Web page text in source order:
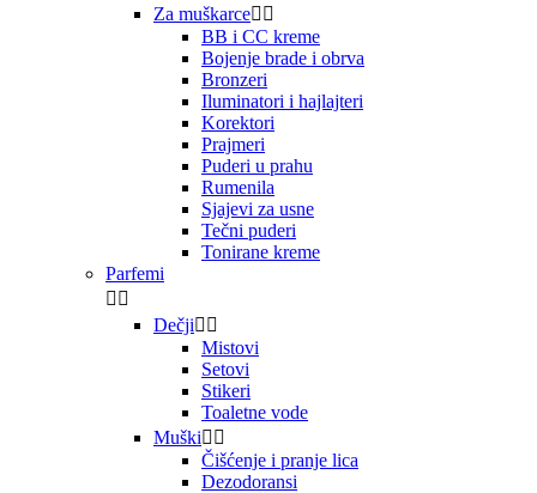
Za muškarce 
BB i CC kreme
Bojenje brade i obrva
Bronzeri
Iluminatori i hajlajteri
Korektori
Prajmeri
Puderi u prahu
Rumenila
Sjajevi za usne
Tečni puderi
Tonirane kreme
Parfemi
 
Dečji 
Mistovi
Setovi
Stikeri
Toaletne vode
Muški 
Čišćenje i pranje lica
Dezodoransi